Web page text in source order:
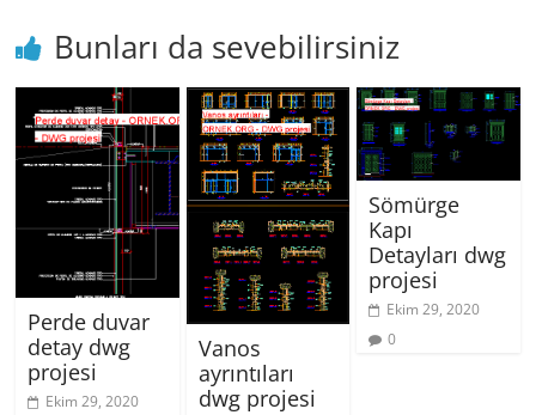
Bunları da sevebilirsiniz
Perde duvar
detay dwg
projesi
Ekim 29, 2020
Vanos
ayrıntıları
dwg projesi
Sömürge
Kapı
Detayları dwg
projesi
Ekim 29, 2020
0